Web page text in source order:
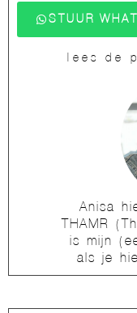
STUUR
lees de
Anisa
THAMR
is mijn
als je